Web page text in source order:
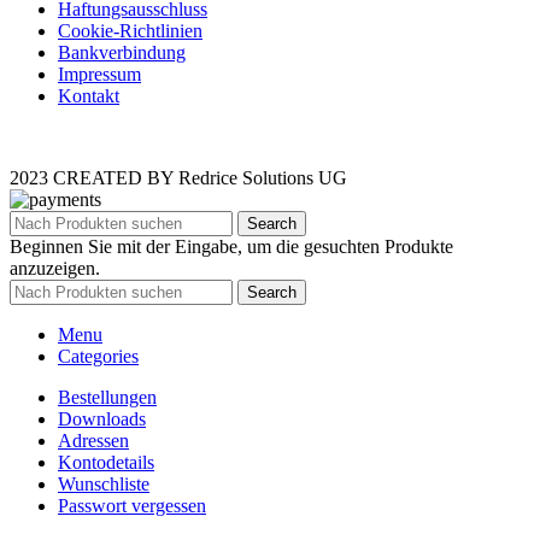
Haftungsausschluss
Cookie-Richtlinien
Bankverbindung
Impressum
Kontakt
2023 CREATED BY Redrice Solutions UG
Search
Beginnen Sie mit der Eingabe, um die gesuchten Produkte
anzuzeigen.
Search
Menu
Categories
Bestellungen
Downloads
Adressen
Kontodetails
Wunschliste
Passwort vergessen